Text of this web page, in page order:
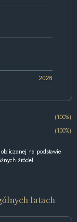
2026
(100%)
(100%)
na podstawie
źródeł.
latach